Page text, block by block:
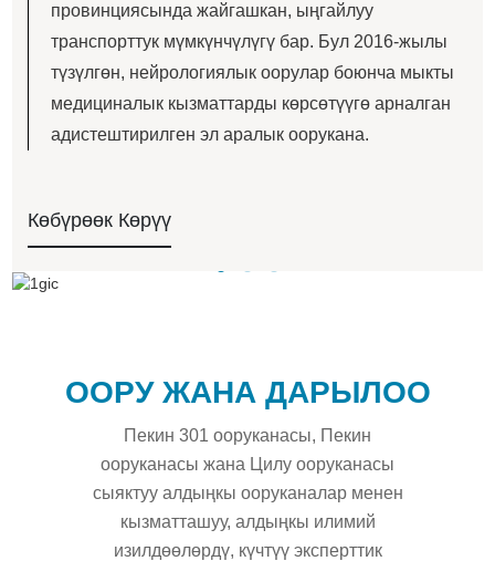
провинциясында жайгашкан, ыңгайлуу
транспорттук мүмкүнчүлүгү бар. Бул 2016-жылы
түзүлгөн, нейрологиялык оорулар боюнча мыкты
медициналык кызматтарды көрсөтүүгө арналган
адистештирилген эл аралык оорукана.
Көбүрөөк Көрүү
ООРУ ЖАНА ДАРЫЛОО
Пекин 301 ооруканасы, Пекин
ооруканасы жана Цилу ооруканасы
сыяктуу алдыңкы ооруканалар менен
кызматташуу, алдыңкы илимий
изилдөөлөрдү, күчтүү эксперттик